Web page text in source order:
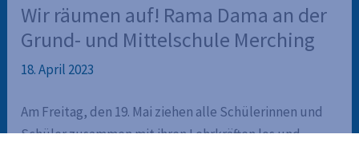
Wir räumen auf! Rama Dama an der
Grund- und Mittelschule Merching
18. April 2023
Am Freitag, den 19. Mai ziehen alle Schülerinnen und
Schüler zusammen mit ihren Lehrkräften los und